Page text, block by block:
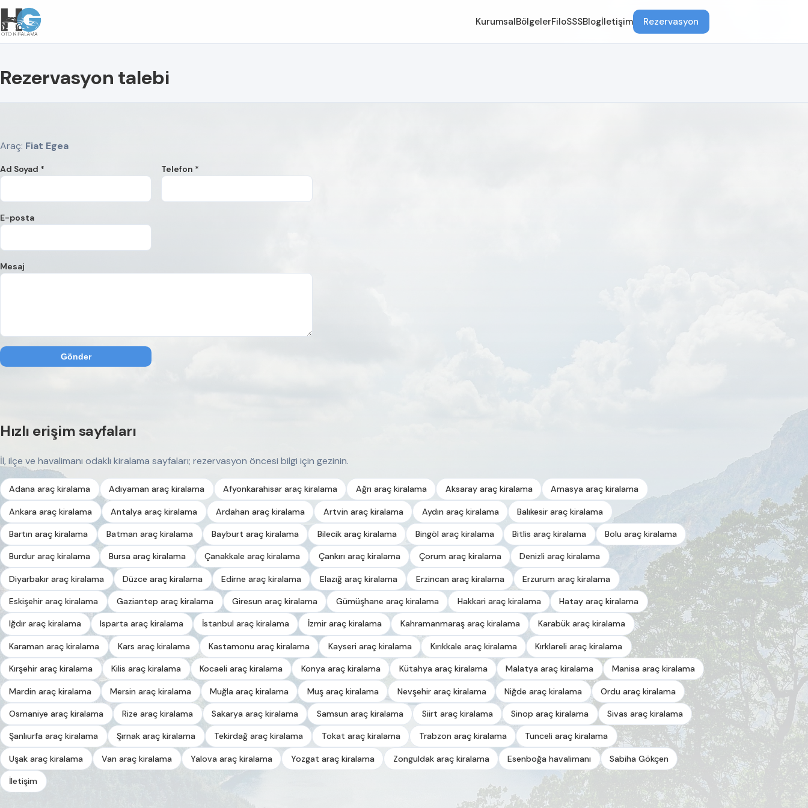
KurumsalBölgelerFiloSSSBlogİletişim Rezervasyon
Rezervasyon talebi
Araç: Fiat Egea
Ad Soyad * Telefon *
E-posta
Mesaj
Gönder
Hızlı erişim sayfaları
İl, ilçe ve havalimanı odaklı kiralama sayfaları; rezervasyon öncesi bilgi için gezinin.
Adana araç kiralama Adıyaman araç kiralama Afyonkarahisar araç kiralama Ağrı araç kiralama Aksaray araç kiralama Amasya araç kiralama
Ankara araç kiralama Antalya araç kiralama Ardahan araç kiralama Artvin araç kiralama Aydın araç kiralama Balıkesir araç kiralama
Bartın araç kiralama Batman araç kiralama Bayburt araç kiralama Bilecik araç kiralama Bingöl araç kiralama Bitlis araç kiralama Bolu araç kiralama
Burdur araç kiralama Bursa araç kiralama Çanakkale araç kiralama Çankırı araç kiralama Çorum araç kiralama Denizli araç kiralama
Diyarbakır araç kiralama Düzce araç kiralama Edirne araç kiralama Elazığ araç kiralama Erzincan araç kiralama Erzurum araç kiralama
Eskişehir araç kiralama Gaziantep araç kiralama Giresun araç kiralama Gümüşhane araç kiralama Hakkari araç kiralama Hatay araç kiralama
Iğdır araç kiralama Isparta araç kiralama İstanbul araç kiralama İzmir araç kiralama Kahramanmaraş araç kiralama Karabük araç kiralama
Karaman araç kiralama Kars araç kiralama Kastamonu araç kiralama Kayseri araç kiralama Kırıkkale araç kiralama Kırklareli araç kiralama
Kırşehir araç kiralama Kilis araç kiralama Kocaeli araç kiralama Konya araç kiralama Kütahya araç kiralama Malatya araç kiralama Manisa araç kiralama
Mardin araç kiralama Mersin araç kiralama Muğla araç kiralama Muş araç kiralama Nevşehir araç kiralama Niğde araç kiralama Ordu araç kiralama
Osmaniye araç kiralama Rize araç kiralama Sakarya araç kiralama Samsun araç kiralama Siirt araç kiralama Sinop araç kiralama Sivas araç kiralama
Şanlıurfa araç kiralama Şırnak araç kiralama Tekirdağ araç kiralama Tokat araç kiralama Trabzon araç kiralama Tunceli araç kiralama
Uşak araç kiralama Van araç kiralama Yalova araç kiralama Yozgat araç kiralama Zonguldak araç kiralama Esenboğa havalimanı Sabiha Gökçen
İletişim